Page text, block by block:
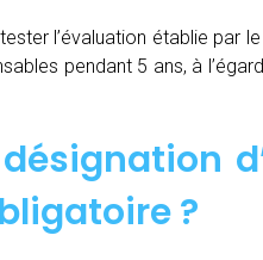
l’évaluation établie par
pendant 5 ans, à
?